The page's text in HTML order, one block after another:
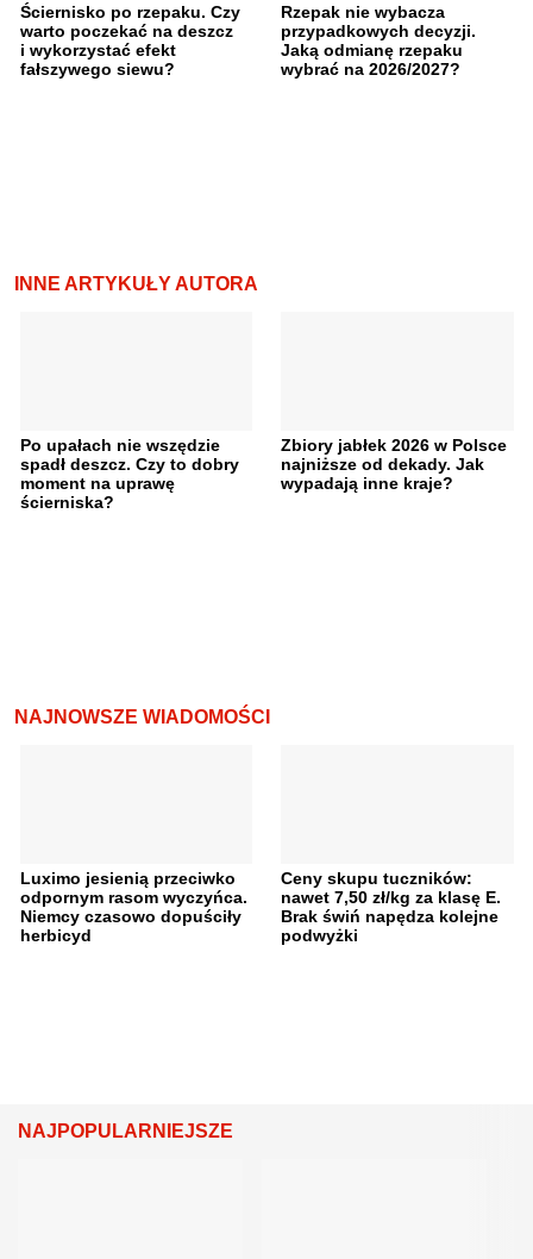
Ściernisko po rzepaku. Czy
warto poczekać na deszcz
i wykorzystać efekt
fałszywego siewu?
Rzepak nie wybacza
przypadkowych decyzji.
Jaką odmianę rzepaku
wybrać na 2026/2027?
INNE ARTYKUŁY AUTORA
Po upałach nie wszędzie
spadł deszcz. Czy to dobry
moment na uprawę
ścierniska?
Zbiory jabłek 2026 w Polsce
najniższe od dekady. Jak
wypadają inne kraje?
NAJNOWSZE WIADOMOŚCI
Luximo jesienią przeciwko
odpornym rasom wyczyńca.
Niemcy czasowo dopuściły
herbicyd
Ceny skupu tuczników:
nawet 7,50 zł/kg za klasę E.
Brak świń napędza kolejne
podwyżki
NAJPOPULARNIEJSZE